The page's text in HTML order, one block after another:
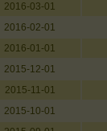
2016-03-01
2016-02-01
2016-01-01
2015-12-01
2015-11-01
2015-10-01